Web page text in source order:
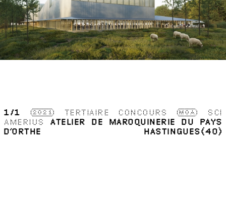
1 /1 2021 TERTIAIRE CONCOURS MOA
SCI
AMERIUS
ATELIER DE MAROQUINERIE DU PAYS
D’ORTHE
HASTINGUES(40)